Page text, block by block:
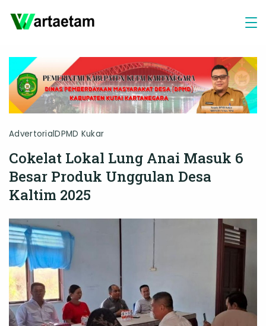
AdvertorialDPMD Kukar
Cokelat Lokal Lung Anai Masuk 6
Besar Produk Unggulan Desa
Kaltim 2025